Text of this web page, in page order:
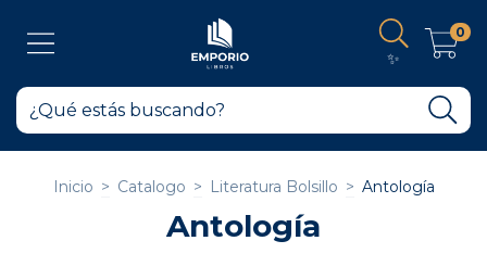
✨
0
Inicio > Catalogo > Literatura Bolsillo > Antología
Antología